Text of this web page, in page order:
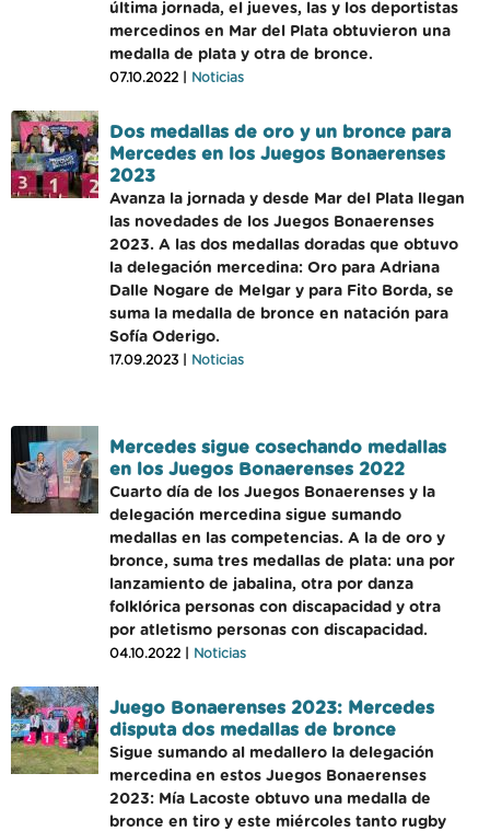
última jornada, el jueves, las y los deportistas
mercedinos en Mar del Plata obtuvieron una
medalla de plata y otra de bronce.
07.10.2022 | Noticias
Dos medallas de oro y un bronce para
Mercedes en los Juegos Bonaerenses
2023
Avanza la jornada y desde Mar del Plata llegan
las novedades de los Juegos Bonaerenses
2023. A las dos medallas doradas que obtuvo
la delegación mercedina: Oro para Adriana
Dalle Nogare de Melgar y para Fito Borda, se
suma la medalla de bronce en natación para
Sofía Oderigo.
17.09.2023 | Noticias
Mercedes sigue cosechando medallas
en los Juegos Bonaerenses 2022
Cuarto día de los Juegos Bonaerenses y la
delegación mercedina sigue sumando
medallas en las competencias. A la de oro y
bronce, suma tres medallas de plata: una por
lanzamiento de jabalina, otra por danza
folklórica personas con discapacidad y otra
por atletismo personas con discapacidad.
04.10.2022 | Noticias
Juego Bonaerenses 2023: Mercedes
disputa dos medallas de bronce
Sigue sumando al medallero la delegación
mercedina en estos Juegos Bonaerenses
2023: Mía Lacoste obtuvo una medalla de
bronce en tiro y este miércoles tanto rugby